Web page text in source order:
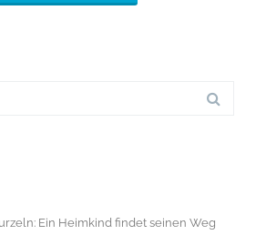
Ein Heimkind findet seinen Weg